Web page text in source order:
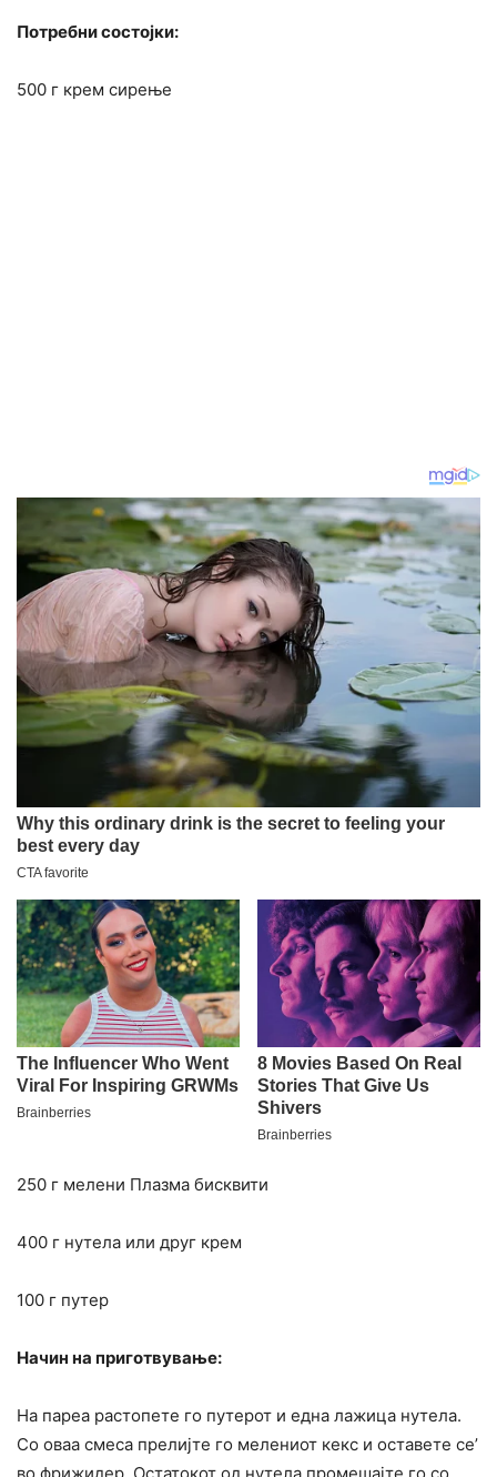
Потребни состојки:
500 г крем сирење
250 г мелени Плазма бисквити
400 г нутела или друг крем
100 г путер
Начин на приготвување:
На пареа растопете го путерот и една лажица нутела.
Со оваа смеса прелијте го мелениот кекс и оставете се’